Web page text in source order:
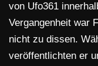
von Ufo361
Vergangenheit war
nicht zu dissen.
veröffentlichten er